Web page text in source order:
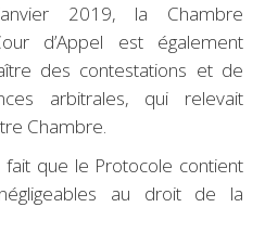
2019, la Chambre
d’Appel est également
des contestations et de
arbitrales, qui relevait
Chambre.
que le Protocole contient
au droit de la